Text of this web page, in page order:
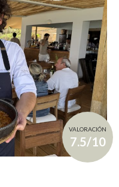
VALORACIÓN
7.5/10